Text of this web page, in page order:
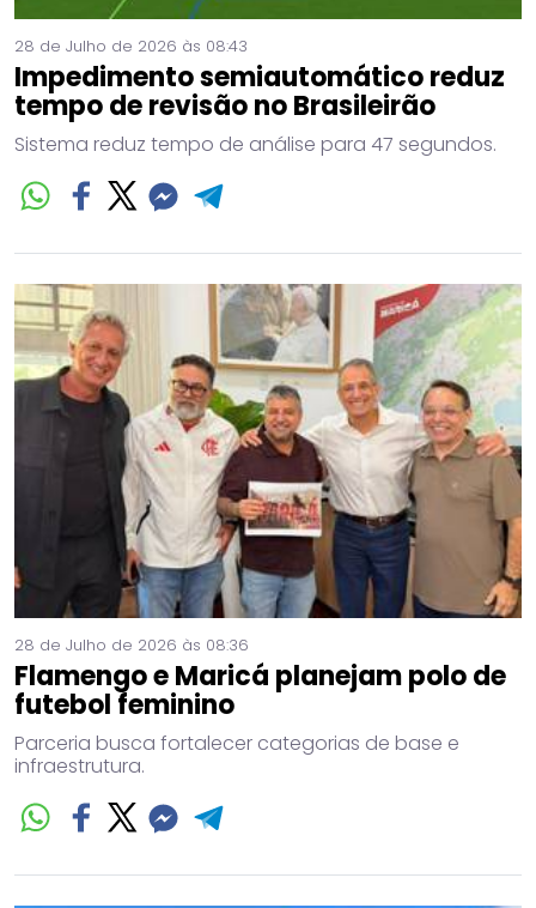
28 de Julho de 2026 às 08:43
Impedimento semiautomático reduz
tempo de revisão no Brasileirão
Sistema reduz tempo de análise para 47 segundos.
28 de Julho de 2026 às 08:36
Flamengo e Maricá planejam polo de
futebol feminino
Parceria busca fortalecer categorias de base e
infraestrutura.